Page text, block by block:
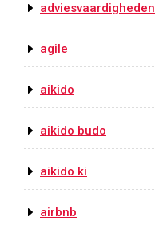
adviesvaardigheden
agile
aikido
aikido budo
aikido ki
airbnb